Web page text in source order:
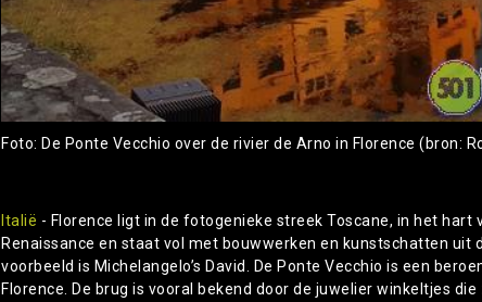
Foto: De Ponte Vecchio over de rivier de Arno in Florence (bron:
Italië - Florence ligt in de fotogenieke streek Toscane, in het hart
Renaissance en staat vol met bouwwerken en kunstschatten
voorbeeld is Michelangelo’s David. De Ponte Vecchio is een
Florence. De brug is vooral bekend door de juwelier winkeltjes